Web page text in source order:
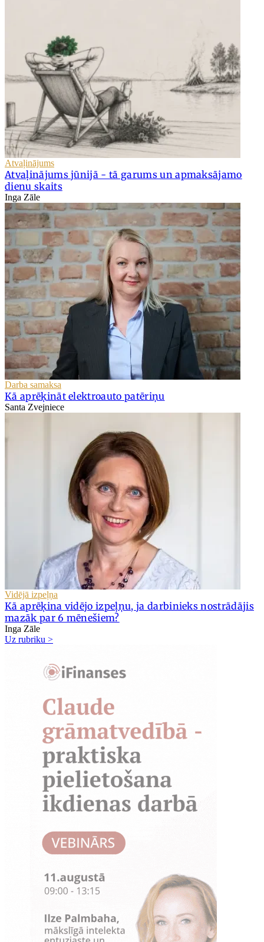
Atvaļinājums
Atvaļinājums jūnijā - tā garums un apmaksājamo
dienu skaits
Inga Zāle
Darba samaksa
Kā aprēķināt elektroauto patēriņu
Santa Zvejniece
Vidējā izpeļņa
Kā aprēķina vidējo izpeļņu, ja darbinieks nostrādājis
mazāk par 6 mēnešiem?
Inga Zāle
Uz rubriku >